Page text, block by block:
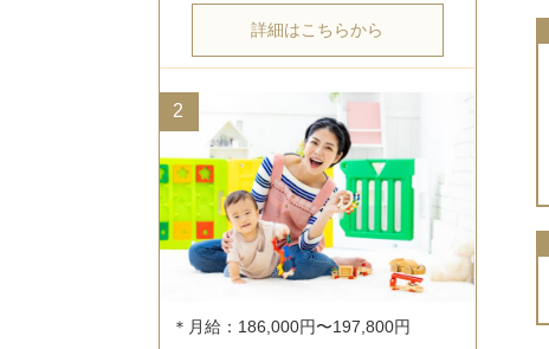
詳細はこちらから
2
＊月給：186,000円〜197,800円